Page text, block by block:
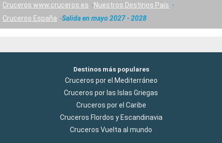
Cruceros www.cruceros.es
Nuestros Destinos País
Cruceros España
Salida en mayo 2027 - 2028
Destinos más populares
Cruceros por el Mediterráneo
Cruceros por las Islas Griegas
Cruceros por el Caribe
Cruceros Flordos y Escandinavia
Cruceros Vuelta al mundo